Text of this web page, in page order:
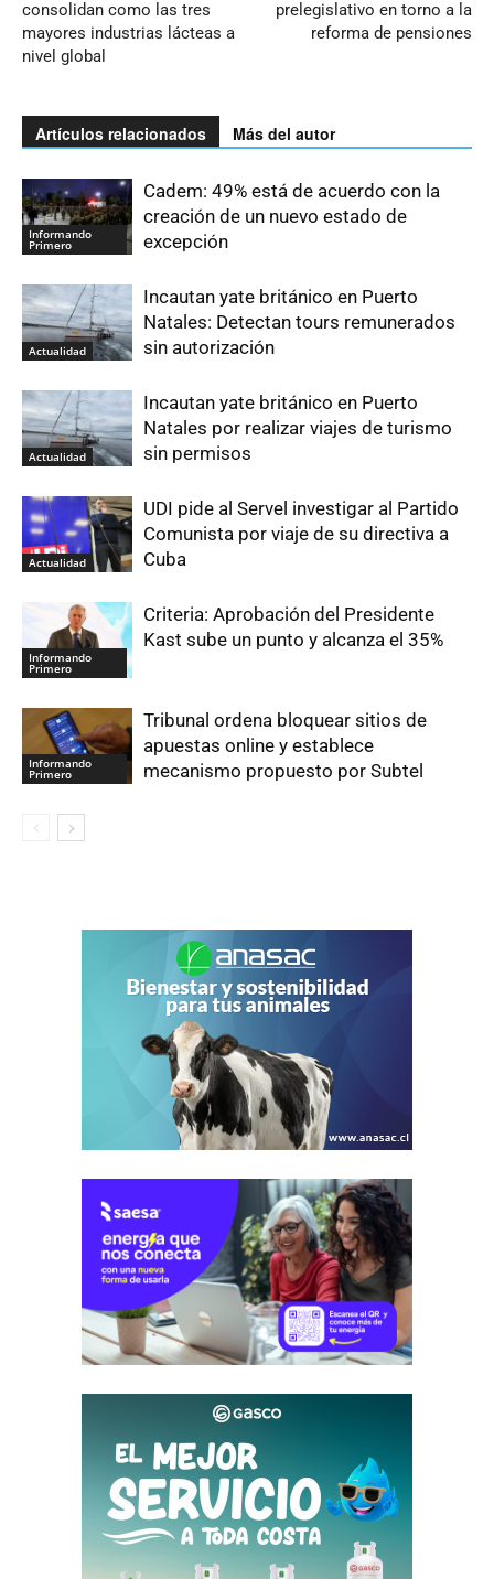
consolidan como las tres
mayores industrias lácteas a
nivel global
prelegislativo en torno a la
reforma de pensiones
Artículos relacionados Más del autor
Informando
Primero
Cadem: 49% está de acuerdo con la
creación de un nuevo estado de
excepción
Actualidad
Incautan yate británico en Puerto
Natales: Detectan tours remunerados
sin autorización
Actualidad
Incautan yate británico en Puerto
Natales por realizar viajes de turismo
sin permisos
Actualidad
UDI pide al Servel investigar al Partido
Comunista por viaje de su directiva a
Cuba
Informando
Primero
Criteria: Aprobación del Presidente
Kast sube un punto y alcanza el 35%
Informando
Primero
Tribunal ordena bloquear sitios de
apuestas online y establece
mecanismo propuesto por Subtel